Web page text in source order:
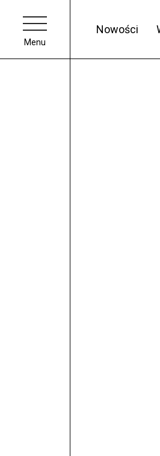
Nowości
Menu